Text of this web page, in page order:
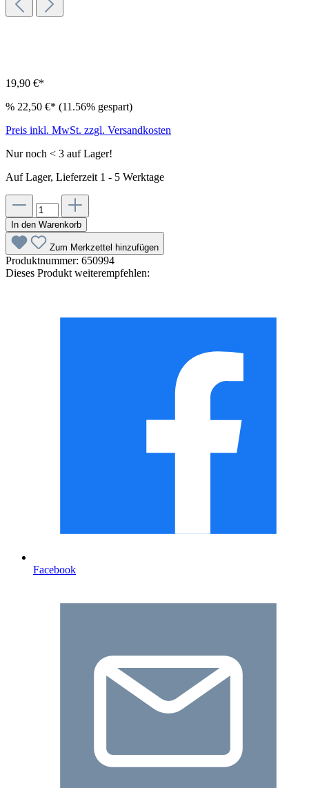
19,90 €*
% 22,50 €* (11.56% gespart)
Preis inkl. MwSt. zzgl. Versandkosten
Nur noch < 3 auf Lager!
Auf Lager, Lieferzeit 1 - 5 Werktage
In den Warenkorb
Zum Merkzettel hinzufügen
Produktnummer: 650994
Dieses Produkt weiterempfehlen:
Facebook